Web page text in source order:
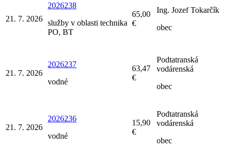
21. 7. 2026
2026238
služby v oblasti technika
PO, BT
65,00
€
Ing. Jozef Tokarčík
obec
21. 7. 2026
2026237
vodné
63,47
€
Podtatranská
vodárenská
obec
21. 7. 2026
2026236
vodné
15,90
€
Podtatranská
vodárenská
obec